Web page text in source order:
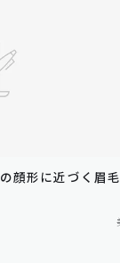
顔形に近づく眉